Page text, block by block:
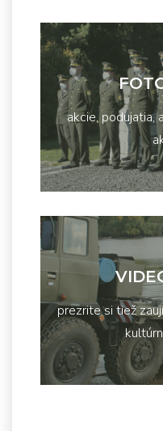
akcie, podujatia,
prezrite si tiež